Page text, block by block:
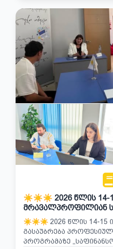
☀️☀️☀️ 2026 ᲬᲚᲘᲡ 14-
ᲛᲠᲐᲕᲐᲚᲞᲠᲝᲤᲘᲚᲘᲐᲜ
ᲙᲝᲚᲔᲯ ᲘᲛᲔᲓᲨᲘ ᲩᲐᲢᲐᲠᲓᲐ ᲛᲝᲢᲘᲕᲐᲪᲘᲣᲠᲘ
ᲒᲐᲡᲐᲣᲑᲠᲔᲑᲐ
ᲡᲐᲒᲐᲜᲛᲐᲜᲐᲗᲚᲔᲑᲚᲝ
,,ᲡᲐᲤᲘᲜᲐᲜᲡᲝ
☀️☀️☀️ 2026 ᲬᲚᲘᲡ 14-15 ᲘᲕᲜᲘᲡᲘ.
ᲒᲐᲡᲐᲣᲑᲠᲔᲑᲐ
ᲞᲠᲝᲒᲠᲐᲛᲐᲖᲔ ,,ᲡᲐᲤᲘᲜᲐᲜᲡᲝ